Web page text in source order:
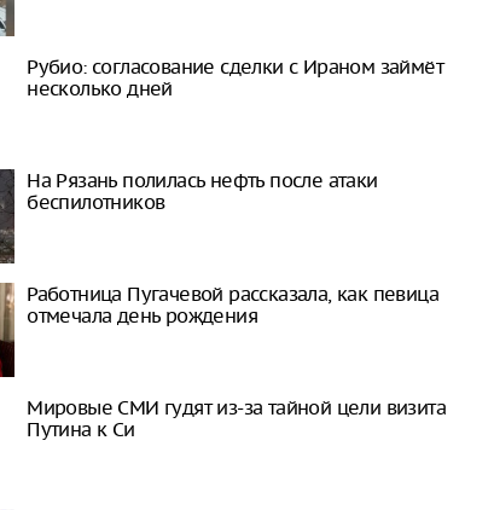
Рубио: согласование сделки с Ираном займёт
несколько дней
На Рязань полилась нефть после атаки
беспилотников
Работница Пугачевой рассказала, как певица
отмечала день рождения
Мировые СМИ гудят из-за тайной цели визита
Путина к Си